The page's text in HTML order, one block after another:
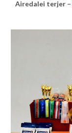
Airedalei terjer –